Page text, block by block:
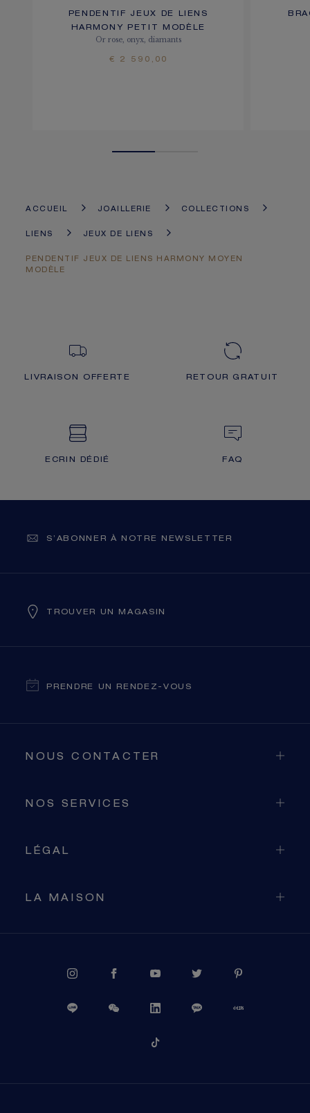
PENDENTIF JEUX DE LIENS
HARMONY PETIT MODÈLE
Or rose, onyx, diamants
€ 2 590,00
ACCUEIL JOAILLERIE COLLECTIONS
LIENS JEUX DE LIENS
PENDENTIF JEUX DE LIENS HARMONY MOYEN
MODÈLE
LIVRAISON OFFERTE RETOUR GRATUIT
ECRIN DÉDIÉ FAQ
S’ABONNER À NOTRE NEWSLETTER
TROUVER UN MAGASIN
PRENDRE UN RENDEZ-VOUS
NOUS CONTACTER
NOS SERVICES
LÉGAL
LA MAISON